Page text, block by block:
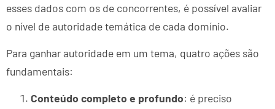
esses dados com os de concorrentes, é possível avaliar
o nível de autoridade temática de cada domínio.
Para ganhar autoridade em um tema, quatro ações são
fundamentais:
Conteúdo completo e profundo: é preciso